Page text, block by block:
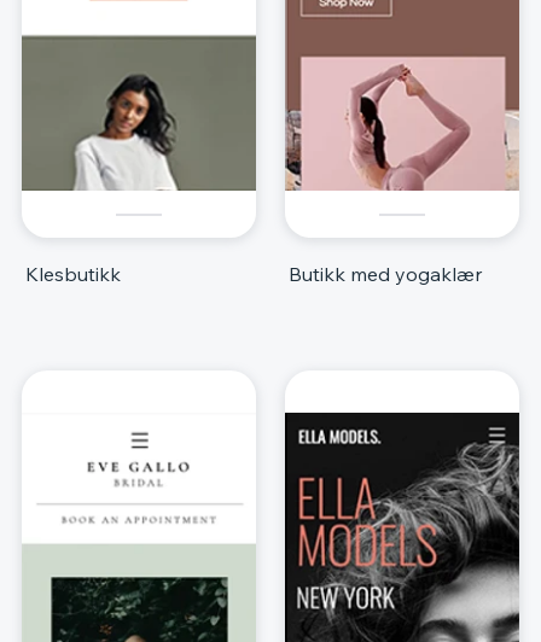
Klesbutikk Butikk med yogaklær